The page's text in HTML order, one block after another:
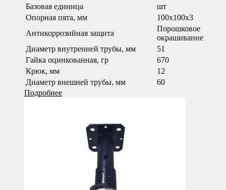
Базовая единица
шт
Опорная пята, мм
100x100x3
Антикоррозийная защита
Порошковое
окрашивание
Диаметр внутренней трубы, мм
51
Гайка оцинкованная, гр
670
Крюк, мм
12
Диаметр внешней трубы, мм
60
Подробнее